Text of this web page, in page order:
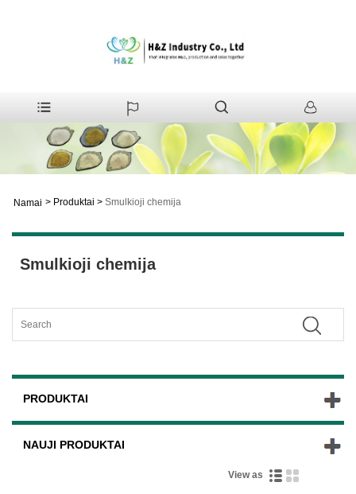
Namai > Produktai > Smulkioji chemija
Smulkioji chemija
PRODUKTAI
NAUJI PRODUKTAI
View as